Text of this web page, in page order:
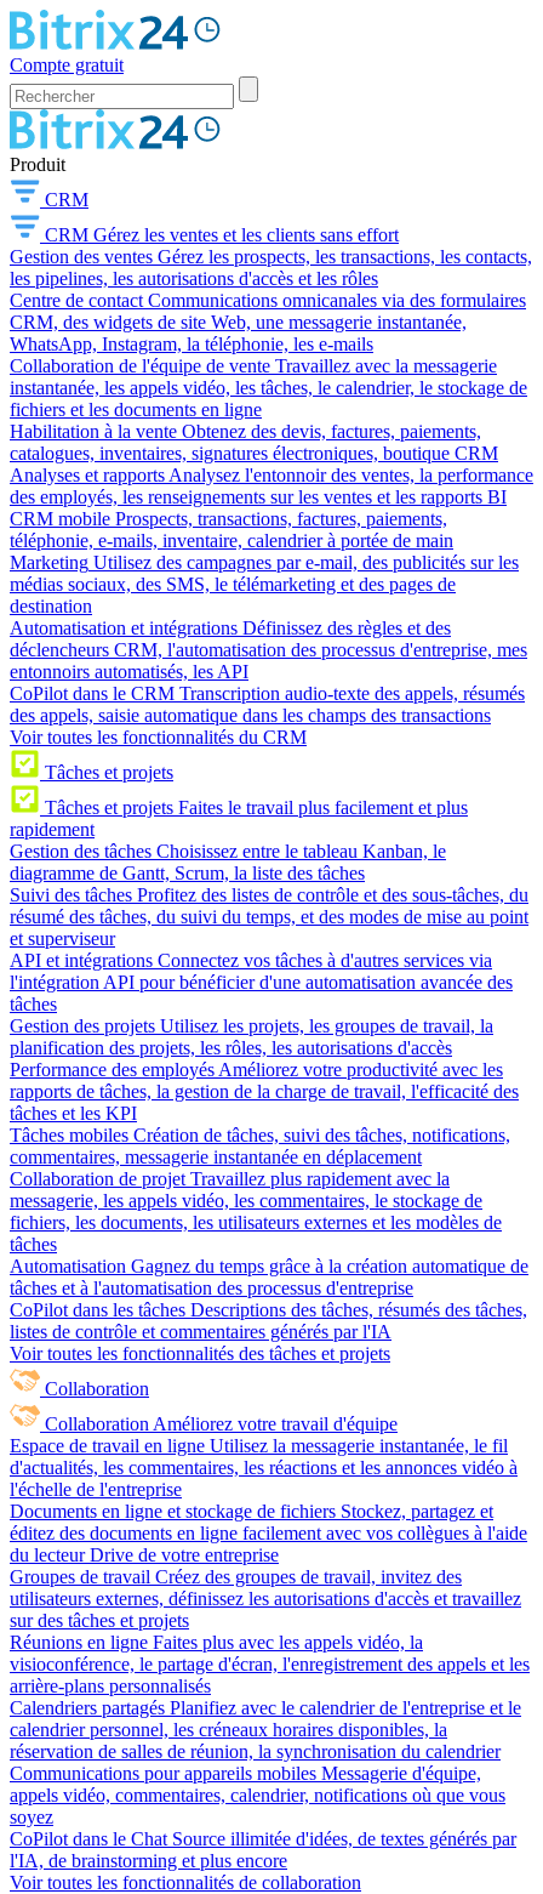
Compte gratuit
Produit
CRM
CRM Gérez les ventes et les clients sans effort
Gestion des ventes Gérez les prospects, les transactions, les contacts,
les pipelines, les autorisations d'accès et les rôles
Centre de contact Communications omnicanales via des formulaires
CRM, des widgets de site Web, une messagerie instantanée,
WhatsApp, Instagram, la téléphonie, les e-mails
Collaboration de l'équipe de vente Travaillez avec la messagerie
instantanée, les appels vidéo, les tâches, le calendrier, le stockage de
fichiers et les documents en ligne
Habilitation à la vente Obtenez des devis, factures, paiements,
catalogues, inventaires, signatures électroniques, boutique CRM
Analyses et rapports Analysez l'entonnoir des ventes, la performance
des employés, les renseignements sur les ventes et les rapports BI
CRM mobile Prospects, transactions, factures, paiements,
téléphonie, e-mails, inventaire, calendrier à portée de main
Marketing Utilisez des campagnes par e-mail, des publicités sur les
médias sociaux, des SMS, le télémarketing et des pages de
destination
Automatisation et intégrations Définissez des règles et des
déclencheurs CRM, l'automatisation des processus d'entreprise, mes
entonnoirs automatisés, les API
CoPilot dans le CRM Transcription audio-texte des appels, résumés
des appels, saisie automatique dans les champs des transactions
Voir toutes les fonctionnalités du CRM
Tâches et projets
Tâches et projets Faites le travail plus facilement et plus
rapidement
Gestion des tâches Choisissez entre le tableau Kanban, le
diagramme de Gantt, Scrum, la liste des tâches
Suivi des tâches Profitez des listes de contrôle et des sous-tâches, du
résumé des tâches, du suivi du temps, et des modes de mise au point
et superviseur
API et intégrations Connectez vos tâches à d'autres services via
l'intégration API pour bénéficier d'une automatisation avancée des
tâches
Gestion des projets Utilisez les projets, les groupes de travail, la
planification des projets, les rôles, les autorisations d'accès
Performance des employés Améliorez votre productivité avec les
rapports de tâches, la gestion de la charge de travail, l'efficacité des
tâches et les KPI
Tâches mobiles Création de tâches, suivi des tâches, notifications,
commentaires, messagerie instantanée en déplacement
Collaboration de projet Travaillez plus rapidement avec la
messagerie, les appels vidéo, les commentaires, le stockage de
fichiers, les documents, les utilisateurs externes et les modèles de
tâches
Automatisation Gagnez du temps grâce à la création automatique de
tâches et à l'automatisation des processus d'entreprise
CoPilot dans les tâches Descriptions des tâches, résumés des tâches,
listes de contrôle et commentaires générés par l'IA
Voir toutes les fonctionnalités des tâches et projets
Collaboration
Collaboration Améliorez votre travail d'équipe
Espace de travail en ligne Utilisez la messagerie instantanée, le fil
d'actualités, les commentaires, les réactions et les annonces vidéo à
l'échelle de l'entreprise
Documents en ligne et stockage de fichiers Stockez, partagez et
éditez des documents en ligne facilement avec vos collègues à l'aide
du lecteur Drive de votre entreprise
Groupes de travail Créez des groupes de travail, invitez des
utilisateurs externes, définissez les autorisations d'accès et travaillez
sur des tâches et projets
Réunions en ligne Faites plus avec les appels vidéo, la
visioconférence, le partage d'écran, l'enregistrement des appels et les
arrière-plans personnalisés
Calendriers partagés Planifiez avec le calendrier de l'entreprise et le
calendrier personnel, les créneaux horaires disponibles, la
réservation de salles de réunion, la synchronisation du calendrier
Communications pour appareils mobiles Messagerie d'équipe,
appels vidéo, commentaires, calendrier, notifications où que vous
soyez
CoPilot dans le Chat Source illimitée d'idées, de textes générés par
l'IA, de brainstorming et plus encore
Voir toutes les fonctionnalités de collaboration